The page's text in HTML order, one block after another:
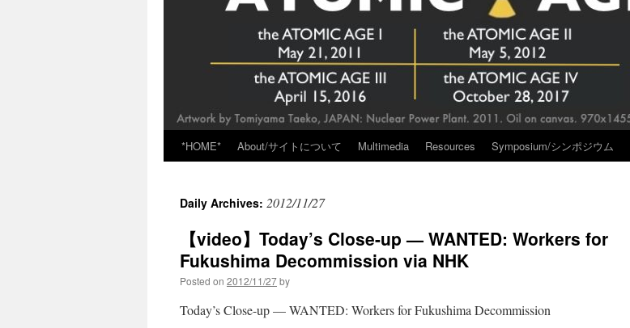
*HOME* About/サイトについて Multimedia Resources Symposium/シンポジウム
Daily Archives: 2012/11/27
【video】Today’s Close-up — WANTED: Workers for
Fukushima Decommission via NHK
Posted on 2012/11/27by
Today’s Close-up — WANTED: Workers for Fukushima Decommission